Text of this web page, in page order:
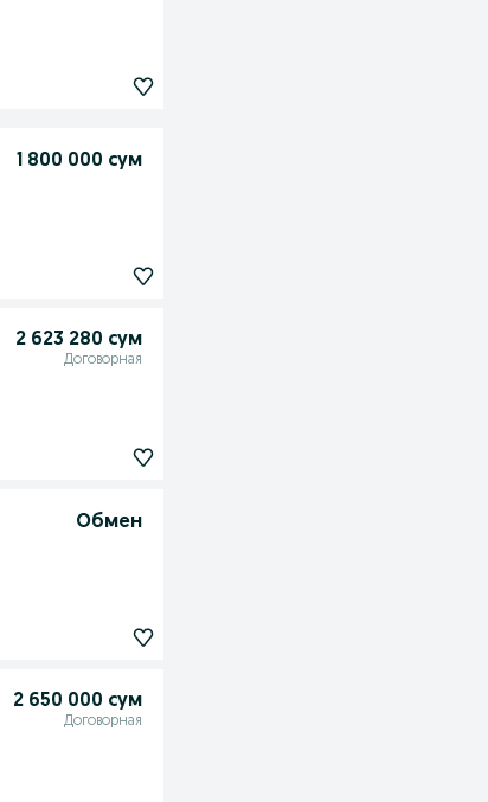
1 800 000 сум
2 623 280 сум
Договорная
Обмен
2 650 000 сум
Договорная